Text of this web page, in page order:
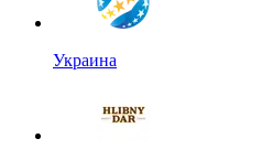
Украина